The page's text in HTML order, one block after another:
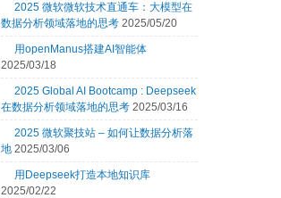
2025 微软微软技术直通车：大模型在
数据分析领域落地的思考 2025/05/20
用openManus搭建AI智能体
2025/03/18
2025 Global AI Bootcamp : Deepseek
在数据分析领域落地的思考 2025/03/16
2025 微软聚技站 – 如何让数据分析落
地 2025/03/06
用Deepseek打造本地知识库
2025/02/22